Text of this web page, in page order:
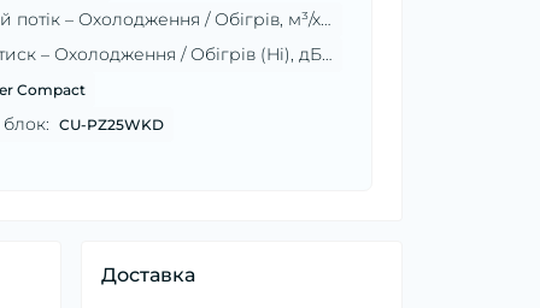
Повітряний потік – Охолодження / Обігрів, м³/хв:
Звуковий тиск – Охолодження / Обігрів (Hi), дБ(А):
Compact
CU-PZ25WKD
Доставка